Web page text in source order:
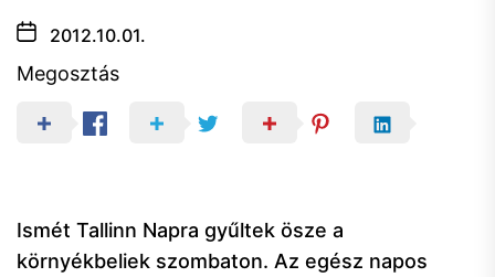
2012.10.01.
Megosztás
Ismét Tallinn Napra gyűltek ösze a
környékbeliek szombaton. Az egész napos